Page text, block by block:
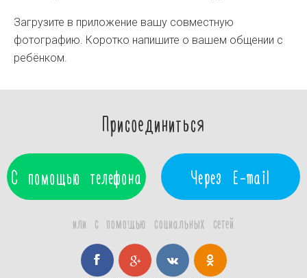
Загрузите в приложение вашу совместную
фотографию. Коротко напишите о вашем общении с
ребёнком.
Присоединиться
С помощью телефона Через E-mail
или с помощью социальных сетей